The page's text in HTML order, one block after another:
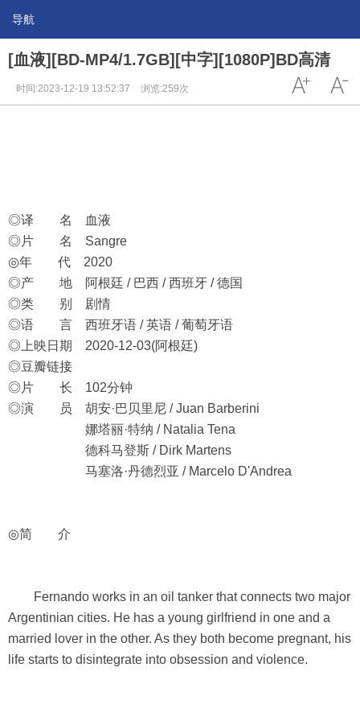
导航
[血液][BD-MP4/1.7GB][中字][1080P]BD高清
时间:2023-12-19 13:52:37 浏览:259次
◎译 名 血液
◎片 名 Sangre
◎年 代 2020
◎产 地 阿根廷 / 巴西 / 西班牙 / 德国
◎类 别 剧情
◎语 言 西班牙语 / 英语 / 葡萄牙语
◎上映日期 2020-12-03(阿根廷)
◎豆瓣链接
◎片 长 102分钟
◎演 员 胡安·巴贝里尼 / Juan Barberini
娜塔丽·特纳 / Natalia Tena
德科马登斯 / Dirk Martens
马塞洛·丹德烈亚 / Marcelo D'Andrea
◎简 介
Fernando works in an oil tanker that connects two major
Argentinian cities. He has a young girlfriend in one and a
married lover in the other. As they both become pregnant, his
life starts to disintegrate into obsession and violence.